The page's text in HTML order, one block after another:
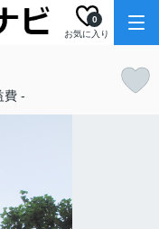
お気に入り
0
費 -